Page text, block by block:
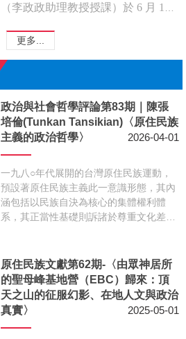
（李政政 助理教授授課）於 6 月 11
Council（PAAC）的 24 位師生蒞臨
原民院交流，由發社系課程學生擔任
及國際青年交流，促成兩校青年跨文
化的對話與學習。
更多...
政治與社會哲學評論第83期｜陳張
培倫(Tunkan Tansikian)〈原住民族
主義的政治哲學〉
2026-04-01
一九八○年代展開的台灣原住民族運動，
預設著原住民族主義此一意識形態，其內
涵包括以民族自決為核心的集體權利體
系，其正當性基礎則訴諸於尊重文化差異
政策是否符合族群平等理念的重要依據。
本文從當年主要訴求文件，解析前述意識
形態內涵，以及國家如何回應與吸納之，
並遂步實踐於憲政體制。此外，無論倡議
或實踐階段，以民族自決為核心的集體權
原住民族文獻第62期-〈由眾神居所
的聖母峰基地營（EBC）歸來：頂
天之山的征服幻影、在地人文與政治
真實〉
2025-05-01